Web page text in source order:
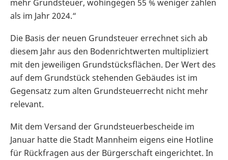
mehr Grundsteuer, wohingegen 55 % weniger zahlen
als im Jahr 2024.“
Die Basis der neuen Grundsteuer errechnet sich ab
diesem Jahr aus den Bodenrichtwerten multipliziert
mit den jeweiligen Grundstücksflächen. Der Wert des
auf dem Grundstück stehenden Gebäudes ist im
Gegensatz zum alten Grundsteuerrecht nicht mehr
relevant.
Mit dem Versand der Grundsteuerbescheide im
Januar hatte die Stadt Mannheim eigens eine Hotline
für Rückfragen aus der Bürgerschaft eingerichtet. In